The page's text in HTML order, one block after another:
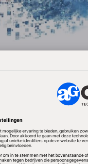
die binnen 3
een iPad. Dat is
in november
die voor een